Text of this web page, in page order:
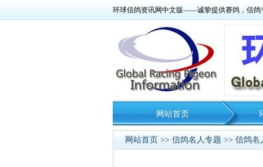
环球信鸽资讯网中文版——诚挚提供赛鸽，信鸽
网站首页
网站首页 >> 信鸽名人专题 >> 信鸽名